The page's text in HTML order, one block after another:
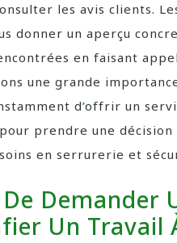
les avis clients.
donner un aperçu
en faisant
une grande
d’offrir un
prendre une
en serrurerie et
De Demander
Un Travail